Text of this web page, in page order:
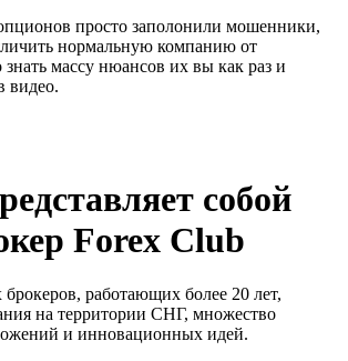
просто заполонили мошенники,
нормальную компанию от
массу нюансов их вы как раз и
видео.
собой
Forex Club
работающих более 20 лет,
на территории СНГ, множество
и инновационных идей.